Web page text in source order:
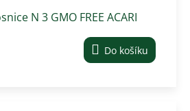
N 3 GMO FREE ACARI
Do košíku